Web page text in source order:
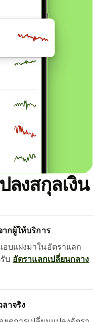
งสกุลเงิน
ากผู้ให้บริการ
บแฝงมาในอัตราแลก
บ อัตราแลกเปลี่ยนกลาง
าจริง